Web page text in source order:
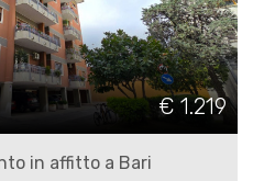
€ 1.219
in affitto a Bari